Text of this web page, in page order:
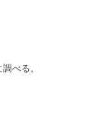
べる。